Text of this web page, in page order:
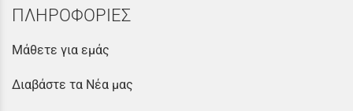
ΠΛΗΡΟΦΟΡΙΕΣ
Μάθετε για εμάς
Διαβάστε τα Νέα μας